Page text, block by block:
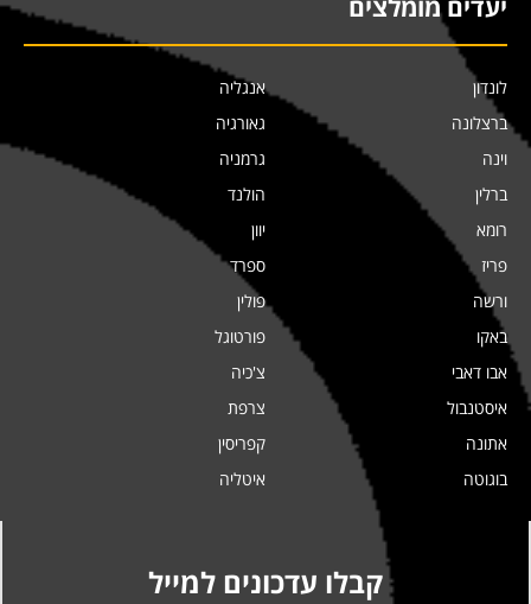
יעדים מומלצים
לונדון
ברצלונה
וינה
ברלין
רומא
פריז
ורשה
באקו
אבו דאבי
איסטנבול
אתונה
בוגוטה
אנגליה
גאורגיה
גרמניה
הולנד
יוון
ספרד
פולין
פורטוגל
צ'כיה
צרפת
קפריסין
איטליה
קבלו עדכונים למייל